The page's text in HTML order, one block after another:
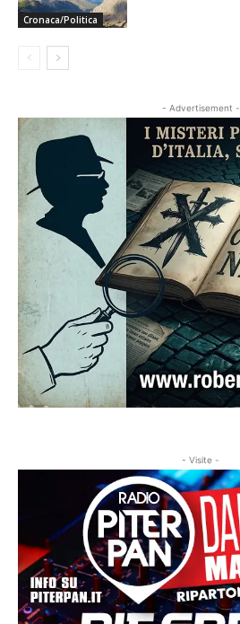
Cronaca/Politica
- Advertisement -
- Visite -